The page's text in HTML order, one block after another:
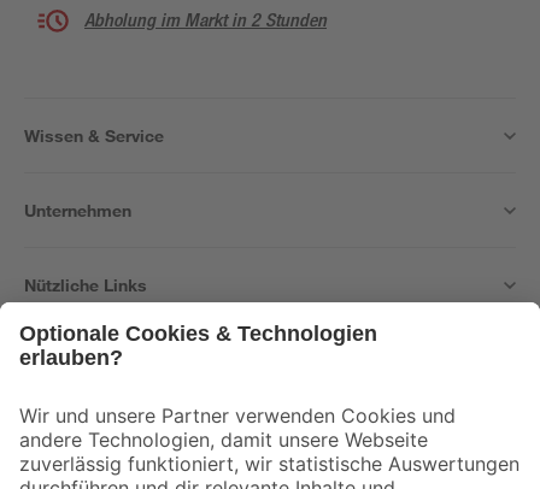
Abholung im Markt in 2 Stunden
Wissen & Service
Unternehmen
Nützliche Links
Der toom Newsletter: Keine Angebote und Aktionen mehr verpassen!
Zur Newsletter Anmeldung